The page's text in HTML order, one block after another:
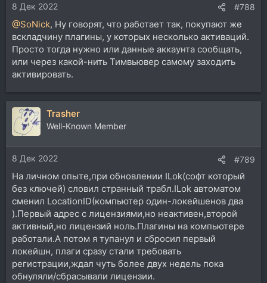
8 Дек 2022 #788
@SoNick, Ну говорят, что работает так, покупают же
вскладчину плагины, у которых несколько активаций.
Просто тогда нужно или данные аккаунта сообщать,
или через какой-нить Тимвьювер самому заходить
активировать.
Trasher
Well-Known Member
8 Дек 2022 #789
На личном опыте,при обновлении ILok(софт который
без ключей) словил странный трабл.ILok автоматом
сменил LocationID(компьютер один-локейшенов два
).Первый адрес с лицензиями,но неактивен,второй
активный,но лицензий ноль.Плагины на компьютере
работали.А потом я тупанул и сбросил первый
локейшн, плаги сразу стали требовать
регистрации,ждал чуть более двух недель пока
обнуляли/сбрасывали лицензии.